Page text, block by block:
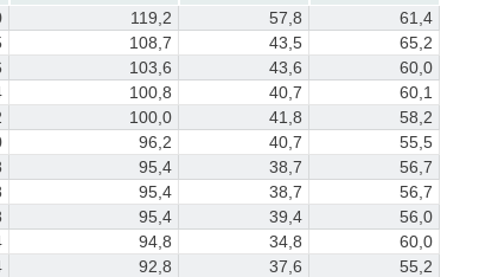
119,2 57,8
61,4
108,7 43,5
65,2
103,6 43,6
60,0
100,8 40,7
60,1
100,0 41,8
58,2
96,2 40,7
55,5
95,4 38,7
56,7
95,4 38,7
56,7
95,4 39,4
56,0
94,8 34,8
60,0
92,8 37,6
55,2